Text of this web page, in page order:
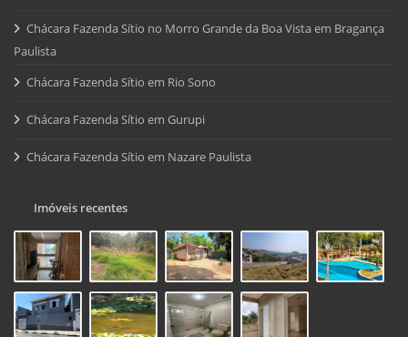
Chácara Fazenda Sítio no Morro Grande da Boa Vista em Bragança
Paulista
Chácara Fazenda Sítio em Rio Sono
Chácara Fazenda Sítio em Gurupi
Chácara Fazenda Sítio em Nazare Paulista
Imóveis recentes